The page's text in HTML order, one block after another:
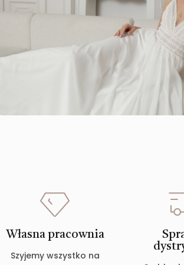
Własna pracownia
Szyjemy wszystko na